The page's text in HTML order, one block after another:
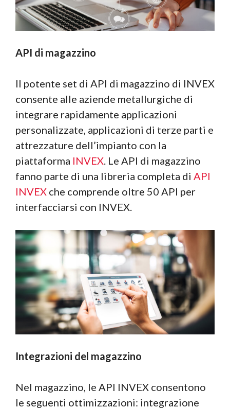
API di magazzino
Il potente set di API di magazzino di INVEX
consente alle aziende metallurgiche di
integrare rapidamente applicazioni
personalizzate, applicazioni di terze parti e
attrezzature dell’impianto con la
piattaforma INVEX. Le API di magazzino
fanno parte di una libreria completa di API
INVEX che comprende oltre 50 API per
interfacciarsi con INVEX.
Integrazioni del magazzino
Nel magazzino, le API INVEX consentono
le seguenti ottimizzazioni: integrazione